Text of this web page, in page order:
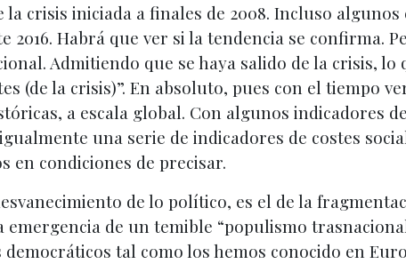
crisis iniciada a finales de 2008. Incluso algunos
2016. Habrá que ver si la tendencia se confirma.
Admitiendo que se haya salido de la crisis, lo
(de la crisis)”. En absoluto, pues con el tiempo
a escala global. Con algunos indicadores
una serie de indicadores de costes
en condiciones de precisar.
de lo político, es el de la
de un temible “populismo
tal como los hemos conocido en